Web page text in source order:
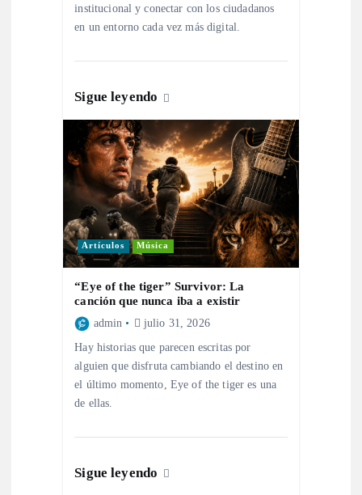
institucional y conectar con los ciudadanos
en un entorno cada vez más digital.
Sigue leyendo
Artículos Música
“Eye of the tiger” Survivor: La
canción que nunca iba a existir
admin julio 31, 2026
Hay historias que parecen escritas por
alguien que disfruta cambiando el destino en
el último momento, Eye of the tiger es una
de ellas.
Sigue leyendo